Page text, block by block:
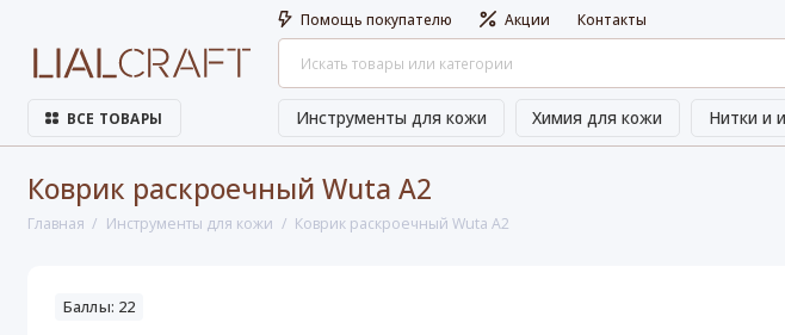
Помощь покупателю Акции Контакты
ВСЕ ТОВАРЫ Инструменты для кожи Химия для кожи Нитки и
Коврик раскроечный Wuta A2
Главная Инструменты для кожи Коврик раскроечный Wuta A2
Баллы: 22